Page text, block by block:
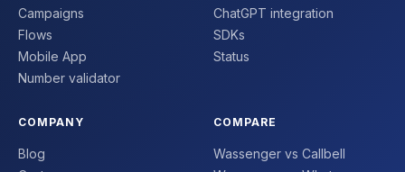
Campaigns
Flows
Mobile App
Number validator
ChatGPT integration
SDKs
Status
COMPANY
Blog
COMPARE
Wassenger vs Callbell